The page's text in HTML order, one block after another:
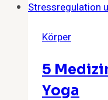
Körper
5
Yoga